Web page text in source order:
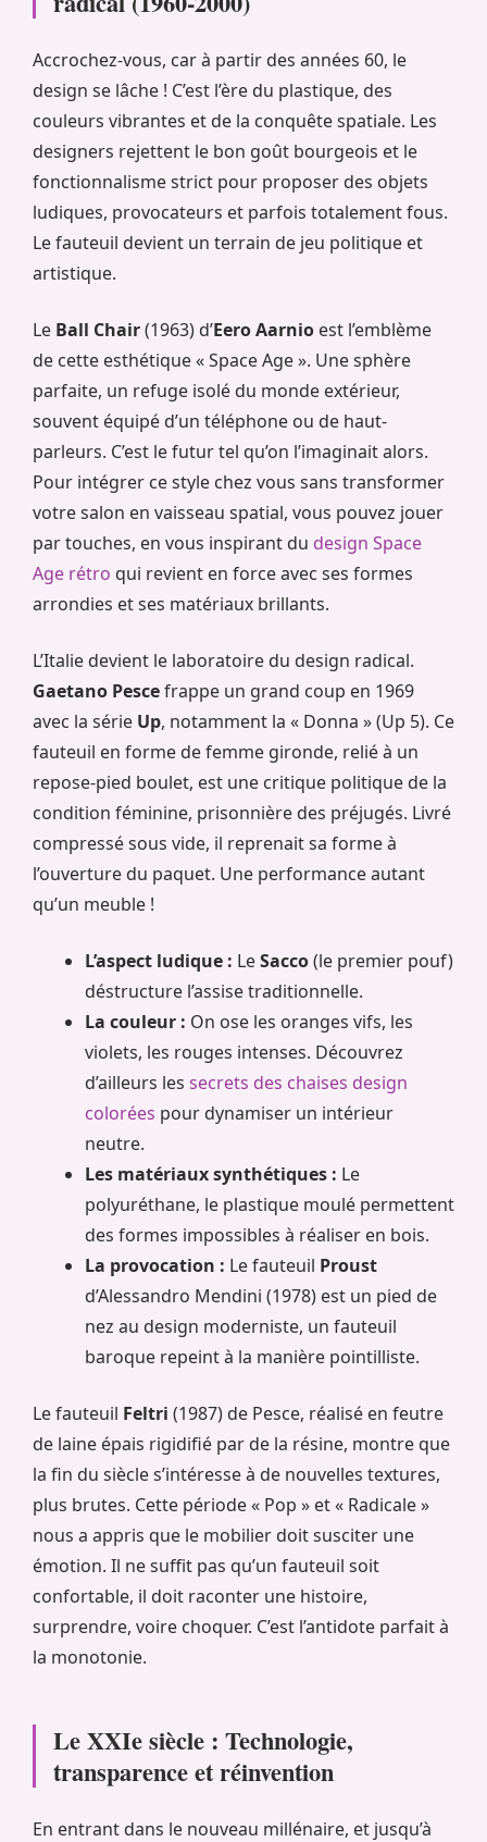
Accrochez-vous, car à partir des années 60, le
design se lâche ! C’est l’ère du plastique, des
couleurs vibrantes et de la conquête spatiale. Les
designers rejettent le bon goût bourgeois et le
fonctionnalisme strict pour proposer des objets
ludiques, provocateurs et parfois totalement fous.
Le fauteuil devient un terrain de jeu politique et
artistique.
Le Ball Chair(1963) d’Eero Aarnio est l’emblème
de cette esthétique « Space Age ». Une sphère
parfaite, un refuge isolé du monde extérieur,
souvent équipé d’un téléphone ou de haut-
parleurs. C’est le futur tel qu’on l’imaginait alors.
Pour intégrer ce style chez vous sans transformer
votre salon en vaisseau spatial, vous pouvez jouer
par touches, en vous inspirant du design Space
Age rétro qui revient en force avec ses formes
arrondies et ses matériaux brillants.
L’Italie devient le laboratoire du design radical.
Gaetano Pescefrappe un grand coup en 1969
avec la série Up, notamment la « Donna » (Up 5). Ce
fauteuil en forme de femme gironde, relié à un
repose-pied boulet, est une critique politique de la
condition féminine, prisonnière des préjugés. Livré
compressé sous vide, il reprenait sa forme à
l’ouverture du paquet. Une performance autant
qu’un meuble !
L’aspect ludique : LeSacco(le premier pouf)
déstructure l’assise traditionnelle.
La couleur : On ose les oranges vifs, les
violets, les rouges intenses. Découvrez
d’ailleurs les secrets des chaises design
colorées pour dynamiser un intérieur
neutre.
Les matériaux synthétiques : Le
polyuréthane, le plastique moulé permettent
des formes impossibles à réaliser en bois.
La provocation : Le fauteuil Proust
d’Alessandro Mendini (1978) est un pied de
nez au design moderniste, un fauteuil
baroque repeint à la manière pointilliste.
Le fauteuil Feltri (1987) de Pesce, réalisé en feutre
de laine épais rigidifié par de la résine, montre que
la fin du siècle s’intéresse à de nouvelles textures,
plus brutes. Cette période « Pop » et « Radicale »
nous a appris que le mobilier doit susciter une
émotion. Il ne suffit pas qu’un fauteuil soit
confortable, il doit raconter une histoire,
surprendre, voire choquer. C’est l’antidote parfait à
la monotonie.
Le XXIe siècle : Technologie,
transparence et réinvention
En entrant dans le nouveau millénaire, et jusqu’à